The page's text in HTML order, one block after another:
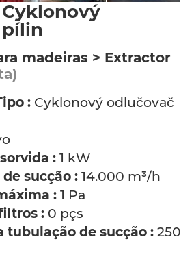
madeiras > Extractor
: Cyklonový odlučovač
: 1 kW
sucção : 14.000 m³/h
: 1 Pa
: 0 pçs
tubulação de sucção : 250